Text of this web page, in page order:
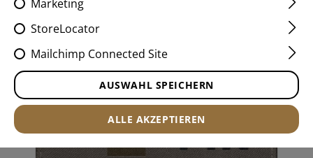
Marketing
StoreLocator
Mailchimp Connected Site
AUSWAHL SPEICHERN
ALLE AKZEPTIEREN